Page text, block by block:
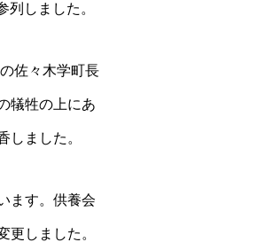
しました。
佐々木学町長
犠牲の上にあ
しました。
ます。供養会
しました。